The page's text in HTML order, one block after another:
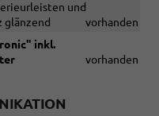
und
glänzend
vorhanden
inkl.
vorhanden